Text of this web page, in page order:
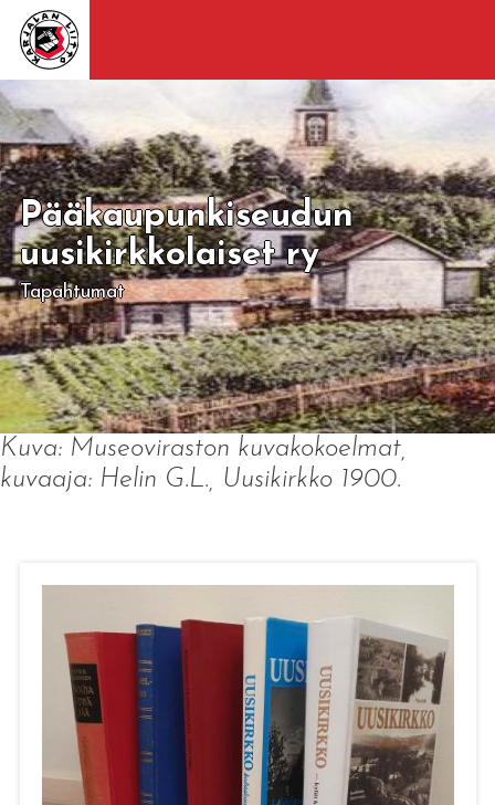
Pääkaupunkiseudun
uusikirkkolaiset ry
Tapahtumat
Kuva: Museoviraston kuvakokoelmat,
kuvaaja: Helin G.L., Uusikirkko 1900.